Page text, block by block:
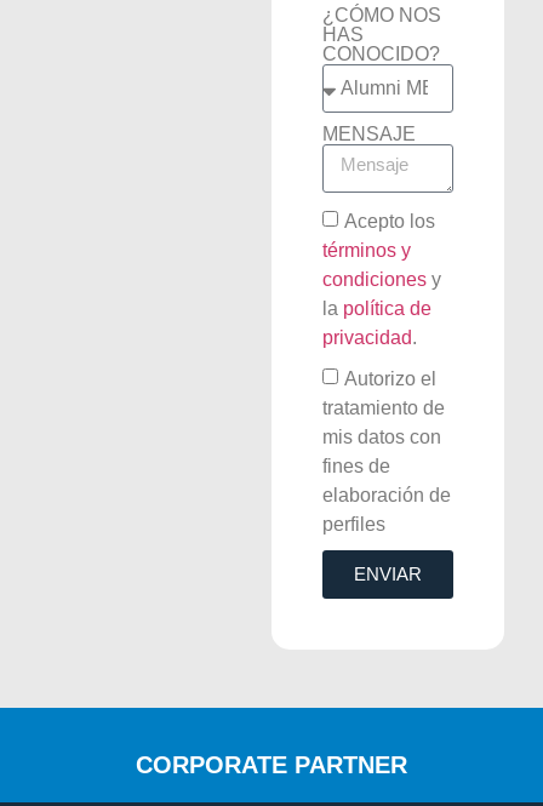
¿CÓMO NOS
HAS
CONOCIDO?
MENSAJE
Acepto los
términos y
condiciones y
la política de
privacidad
Autorizo el
tratamiento de
mis datos con
fines de
elaboración de
perfiles
ENVIAR
CORPORATE PARTNER